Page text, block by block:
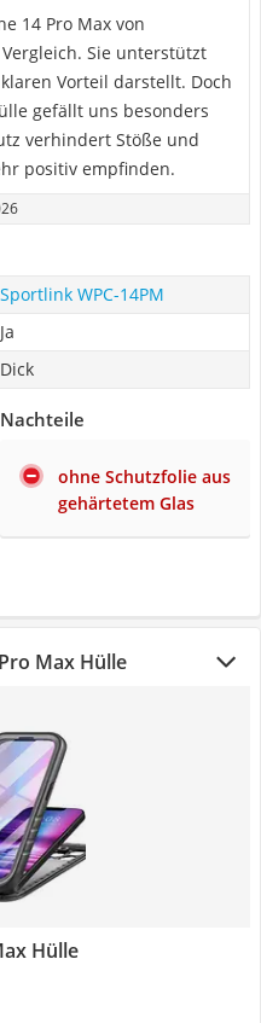
14 Pro Max von
Sie unterstützt
Vorteil darstellt. Doch
gefällt uns besonders
verhindert Stöße und
positiv empfinden.
Sportlink WPC-14PM
Ja
Dick
Nachteile
ohne Schutzfolie aus
gehärtetem Glas
Max Hülle
Hülle